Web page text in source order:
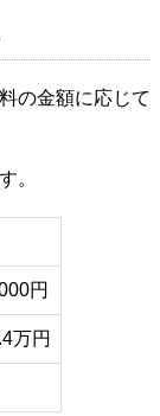
の金額に応じて
。
円
万円